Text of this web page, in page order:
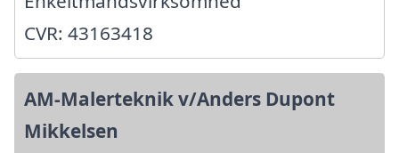
CVR: 43163418
AM-Malerteknik v/Anders Dupont
Mikkelsen